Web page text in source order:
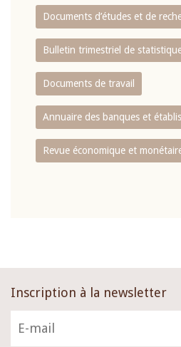
Documents d’études et de
Bulletin trimestriel de
Documents de travail
Annuaire des banques et
Revue économique et
Inscription à la newsletter